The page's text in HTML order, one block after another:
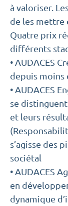
à valoriser.
de les mettre
Quatre prix
différents
• AUDACES
depuis moins
• AUDACES
se
et leurs
s’agisse des
sociétal
• AUDACES
en
dynamique